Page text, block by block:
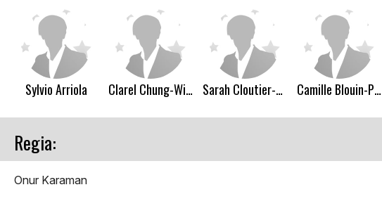
Sylvio Arriola Clarel Chung-Wing Sarah Cloutier-Labbé Camille Blouin-Picard
Regia:
Onur Karaman